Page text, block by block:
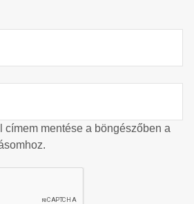
címem mentése a böngészőben a